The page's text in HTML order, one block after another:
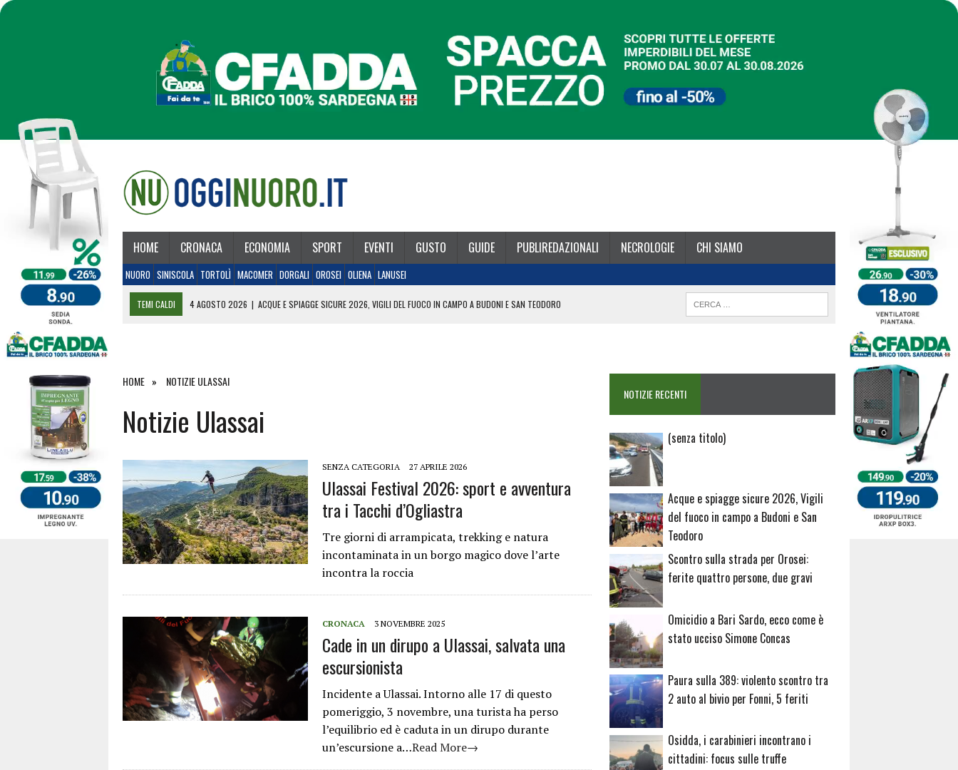
HOME CRONACA ECONOMIA SPORT EVENTI GUSTO GUIDE PUBLIREDAZIONALI NECROLOGIE CHI SIAMO
NUORO SINISCOLA TORTOLÌ MACOMER DORGALI OROSEI OLIENA LANUSEI
TEMI CALDI 4 AGOSTO 2026 | ACQUE E SPIAGGE SICURE 2026, VIGILI DEL FUOCO IN CAMPO A BUDONI E SAN TEODORO
26 LUGLIO 2026 | PAURA SULLA 389: VIOLENTO SCONTRO TRA 2 AUTO AL BIVIO PER FONNI, 5 FERITI
HOME NOTIZIE ULASSAI
Notizie Ulassai
SENZA CATEGORIA 27 APRILE 2026
Ulassai Festival 2026: sport e avventura
tra i Tacchi d’Ogliastra
Tre giorni di arrampicata, trekking e natura
incontaminata in un borgo magico dove l’arte
incontra la roccia
CRONACA 3 NOVEMBRE 2025
Cade in un dirupo a Ulassai, salvata una
escursionista
Incidente a Ulassai. Intorno alle 17 di questo
pomeriggio, 3 novembre, una turista ha perso
l’equilibrio ed è caduta in un dirupo durante
un’escursione a…Read More→
NOTIZIE RECENTI
(senza titolo)Articolo
Acque e spiagge sicure 2026, Vigili
del fuoco in campo a Budoni e San
Teodoro
Scontro sulla strada per Orosei:
ferite quattro persone, due gravi
Omicidio a Bari Sardo, ecco come è
stato ucciso Simone Concas
Paura sulla 389: violento scontro tra
2 auto al bivio per Fonni, 5 feriti
Osidda, i carabinieri incontrano i
cittadini: focus sulle truffe